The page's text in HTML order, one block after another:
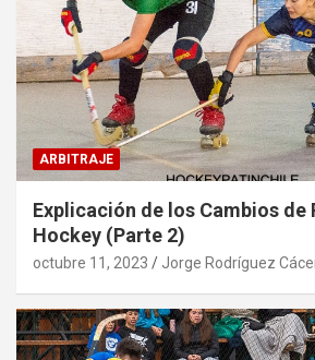
ARBITRAJE
Explicación de los Cambios de
Hockey (Parte 2)
octubre 11, 2023 Jorge Rodríguez